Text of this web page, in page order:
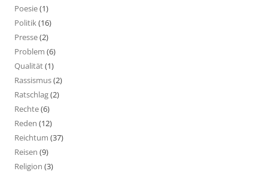
Poesie(1)
Politik(16)
Presse(2)
Problem (6)
Qualität(1)
Rassismus(2)
Ratschlag(2)
Rechte(6)
Reden (12)
Reichtum (37)
Reisen (9)
Religion (3)